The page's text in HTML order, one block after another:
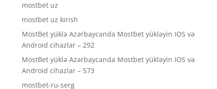
mostbet uz
mostbet uz kirish
MostBet yüklə Azərbaycanda Mostbet yükləyin IOS və
Android cihazlar – 292
MostBet yüklə Azərbaycanda Mostbet yükləyin IOS və
Android cihazlar – 573
mostbet-ru-serg